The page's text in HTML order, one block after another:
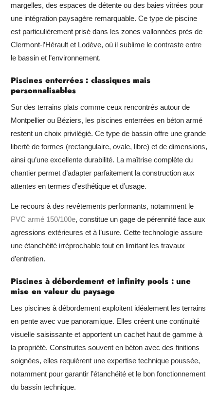
margelles, des espaces de détente ou des baies vitrées pour
une intégration paysagère remarquable. Ce type de piscine
est particulièrement prisé dans les zones vallonnées près de
Clermont-l’Hérault et Lodève, où il sublime le contraste entre
le bassin et l’environnement.
Piscines enterrées : classiques mais
personnalisables
Sur des terrains plats comme ceux rencontrés autour de
Montpellier ou Béziers, les piscines enterrées en béton armé
restent un choix privilégié. Ce type de bassin offre une grande
liberté de formes (rectangulaire, ovale, libre) et de dimensions,
ainsi qu’une excellente durabilité. La maîtrise complète du
chantier permet d’adapter parfaitement la construction aux
attentes en termes d’esthétique et d’usage.
Le recours à des revêtements performants, notamment le
PVC armé 150/100e, constitue un gage de pérennité face aux
agressions extérieures et à l’usure. Cette technologie assure
une étanchéité irréprochable tout en limitant les travaux
d’entretien.
Piscines à débordement et infinity pools : une
mise en valeur du paysage
Les piscines à débordement exploitent idéalement les terrains
en pente avec vue panoramique. Elles créent une continuité
visuelle saisissante et apportent un cachet haut de gamme à
la propriété. Construites souvent en béton avec des finitions
soignées, elles requièrent une expertise technique poussée,
notamment pour garantir l’étanchéité et le bon fonctionnement
du bassin technique.